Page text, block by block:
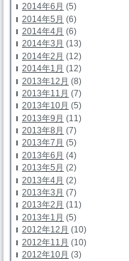
2014年6月 (5)
2014年5月 (6)
2014年4月 (6)
2014年3月 (13)
2014年2月 (12)
2014年1月 (12)
2013年12月 (8)
2013年11月 (7)
2013年10月 (5)
2013年9月 (11)
2013年8月 (7)
2013年7月 (5)
2013年6月 (4)
2013年5月 (2)
2013年4月 (2)
2013年3月 (7)
2013年2月 (11)
2013年1月 (5)
2012年12月 (10)
2012年11月 (10)
2012年10月 (3)